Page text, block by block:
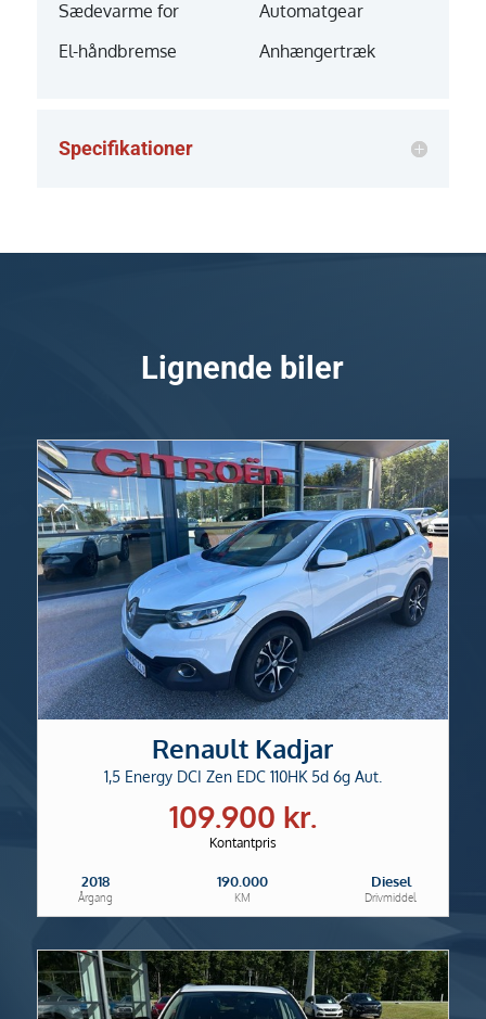
Sædevarme for
Automatgear
El-håndbremse
Anhængertræk
Specifikationer
Lignende biler
Renault Kadjar
1,5 Energy DCI Zen EDC 110HK 5d 6g Aut.
109.900 kr.
Kontantpris
2018
Årgang
190.000
KM
Diesel
Drivmiddel